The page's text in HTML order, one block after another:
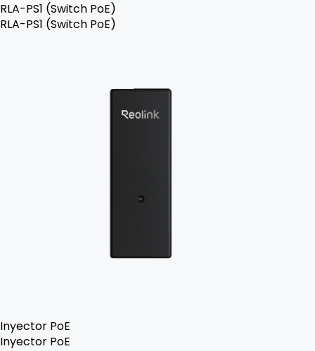
RLA-PS1 (Switch PoE)
RLA-PS1 (Switch PoE)
Inyector PoE
Inyector PoE